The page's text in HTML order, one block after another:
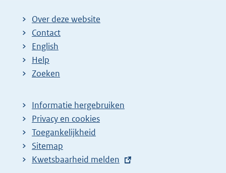
Over deze website
Contact
English
Help
Zoeken
Informatie hergebruiken
Privacy en cookies
Toegankelijkheid
Sitemap
E
Kwetsbaarheid melden